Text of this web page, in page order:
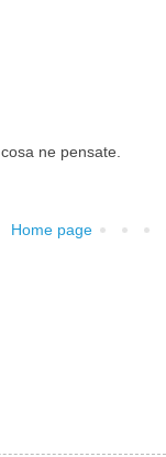
ne pensate.
Home page